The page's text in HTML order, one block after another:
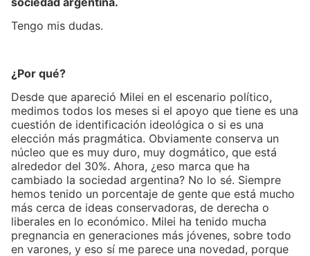
Tengo mis dudas.
¿Por qué?
Desde que apareció Milei en el escenario político,
medimos todos los meses si el apoyo que tiene es una
cuestión de identificación ideológica o si es una
elección más pragmática. Obviamente conserva un
núcleo que es muy duro, muy dogmático, que está
alrededor del 30%. Ahora, ¿eso marca que ha
cambiado la sociedad argentina? No lo sé. Siempre
hemos tenido un porcentaje de gente que está mucho
más cerca de ideas conservadoras, de derecha o
liberales en lo económico. Milei ha tenido mucha
pregnancia en generaciones más jóvenes, sobre todo
en varones, y eso sí me parece una novedad, porque